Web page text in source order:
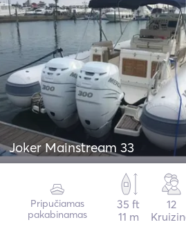
Joker Mainstream 33
Pripučiamas
pakabinamas
35 ft
11 m
12